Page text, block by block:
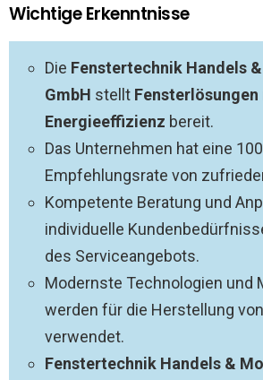
Wichtige Erkenntnisse
Die Fenstertechnik Handels
GmbH stellt Fensterlösungen
Energieeffizienz bereit.
Das Unternehmen hat eine
Empfehlungsrate von
Kompetente Beratung und
individuelle
des Serviceangebots.
Modernste Technologien und
werden für die Herstellung
verwendet.
Fenstertechnik Handels &